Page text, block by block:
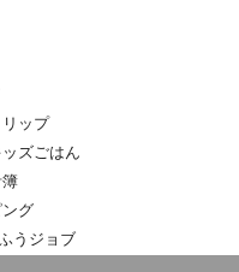
ップ
ズごはん
グ
うジョブ